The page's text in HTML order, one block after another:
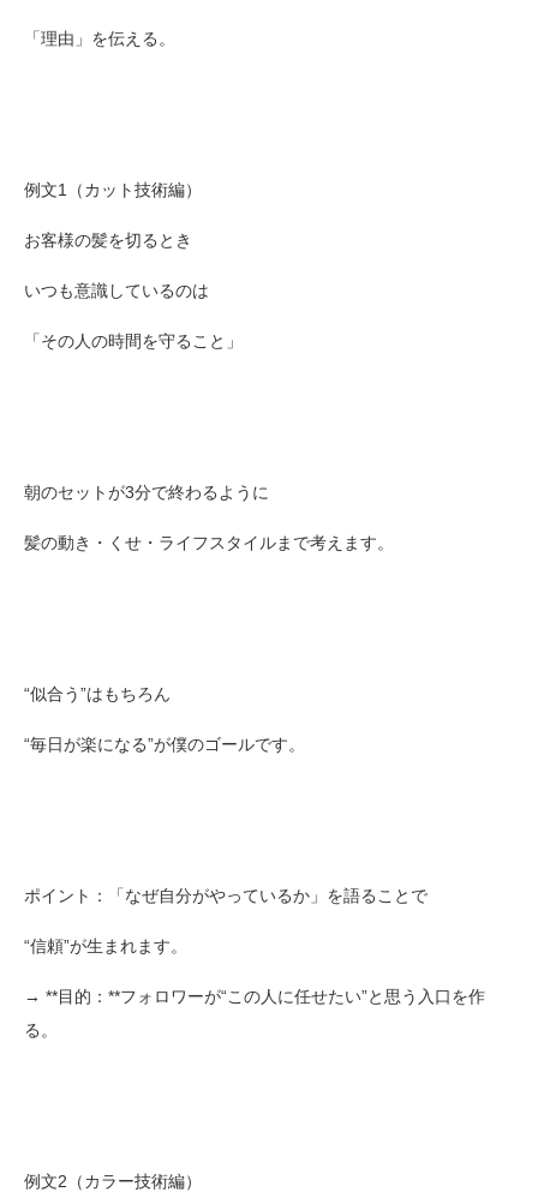
「理由」を伝える。
例文1（カット技術編）
お客様の髪を切るとき
いつも意識しているのは
「その人の時間を守ること」
朝のセットが3分で終わるように
髪の動き・くせ・ライフスタイルまで考えます。
“似合う”はもちろん
“毎日が楽になる”が僕のゴールです。
ポイント：「なぜ自分がやっているか」を語ることで
“信頼”が生まれます。
→ **目的：**フォロワーが“この人に任せたい”と思う入口を作
る。
例文2（カラー技術編）